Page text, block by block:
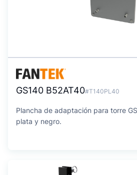
GS140 B52AT40#T140PL40
Plancha de adaptación para torre
plata y negro.